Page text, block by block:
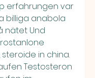
erfahrungen var
billiga anabola
nätet Und
in china.
Testosteron